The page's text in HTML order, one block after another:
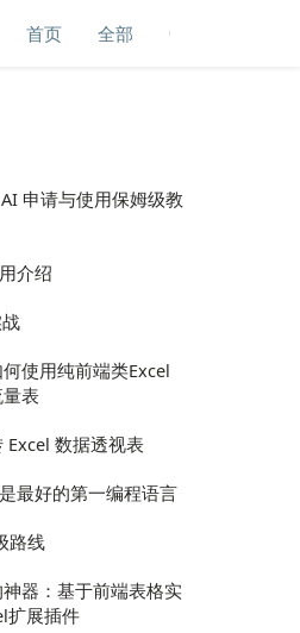
首页 全部
申请与使用保姆级教
介绍
使用纯前端类Excel
表
Excel 数据透视表
最好的第一编程语言
路线
器：基于前端表格实
扩展插件